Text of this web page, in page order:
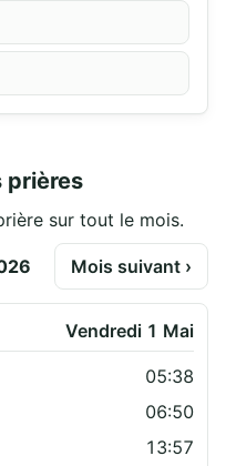
prières
sur tout le mois.
Mois suivant ›
Vendredi 1 Mai
05:38
06:50
13:57